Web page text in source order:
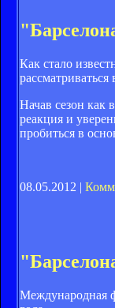
Как стало
Начав сезон как
реакция и
пробиться в
08.05.2012 |
Международная